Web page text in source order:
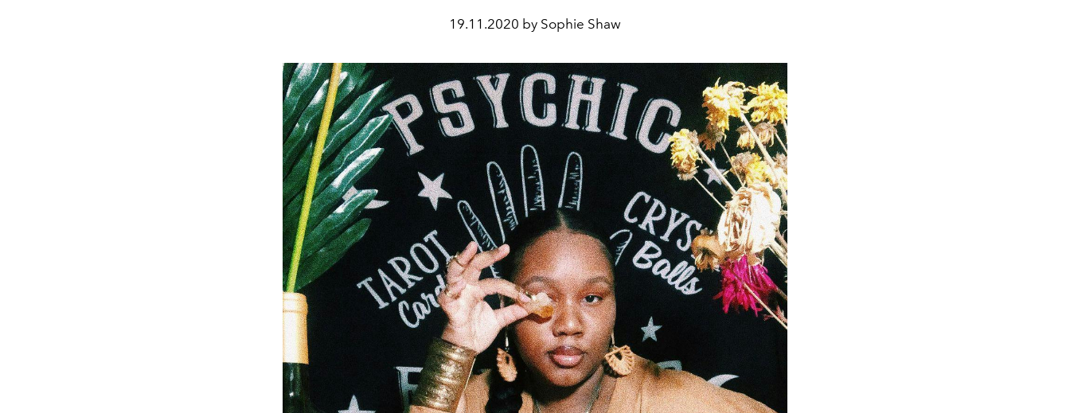
19.11.2020 by Sophie Shaw